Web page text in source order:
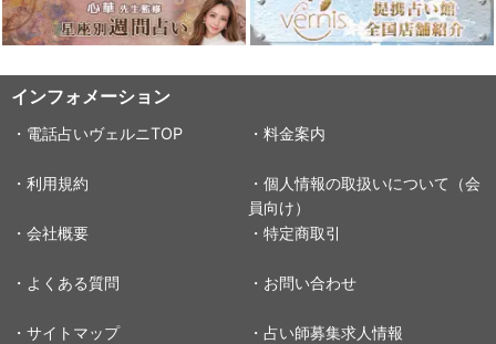
インフォメーション
・電話占いヴェルニTOP ・料金案内
・利用規約
・個人情報の取扱いについて（会
員向け）
・会社概要
・特定商取引
・よくある質問 ・お問い合わせ
・サイトマップ ・占い師募集求人情報